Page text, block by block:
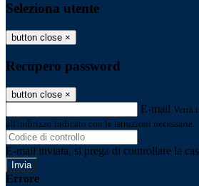
Seleziona utente
button close ×
Recupero password
button close ×
E-mail Verrà
all'indirizzo indicato con le istruzioni necessarie.
E-mail inviata, si prega di controllare la
Errore